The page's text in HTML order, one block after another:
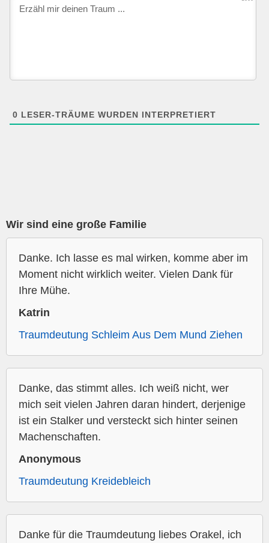
0 LESER-TRÄUME WURDEN INTERPRETIERT
Wir sind eine große Familie
Danke. Ich lasse es mal wirken, komme aber im
Moment nicht wirklich weiter. Vielen Dank für
Ihre Mühe.
Katrin
Traumdeutung Schleim Aus Dem Mund Ziehen
Danke, das stimmt alles. Ich weiß nicht, wer
mich seit vielen Jahren daran hindert, derjenige
ist ein Stalker und versteckt sich hinter seinen
Machenschaften.
Anonymous
Traumdeutung Kreidebleich
Danke für die Traumdeutung liebes Orakel, ich